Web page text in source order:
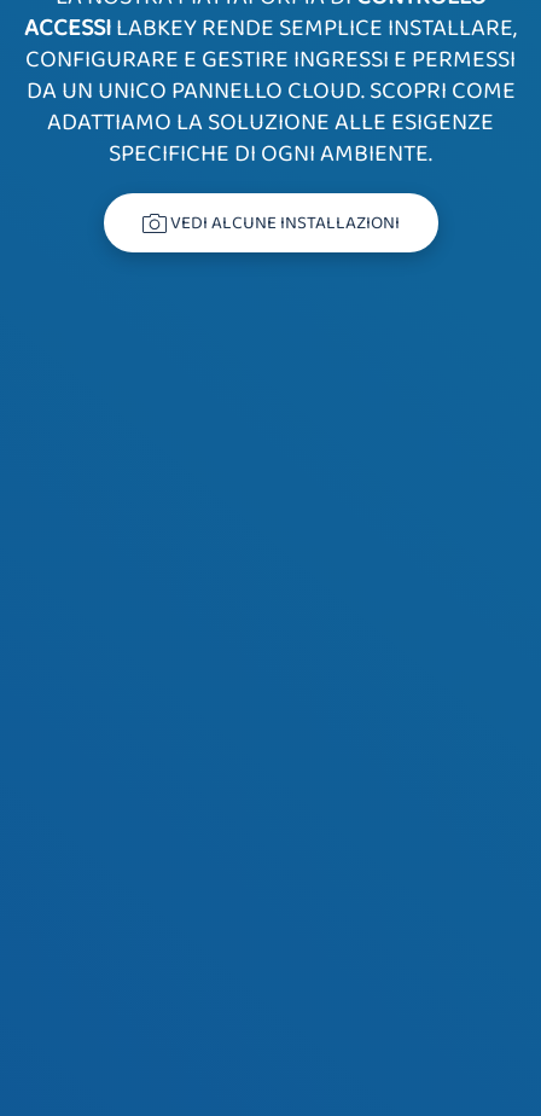
ACCESSILABKEY RENDE SEMPLICE INSTALLARE,
CONFIGURARE E GESTIRE INGRESSI E PERMESSI
DA UN UNICO PANNELLO CLOUD. SCOPRI COME
ADATTIAMO LA SOLUZIONE ALLE ESIGENZE
SPECIFICHE DI OGNI AMBIENTE.
VEDI ALCUNE INSTALLAZIONI